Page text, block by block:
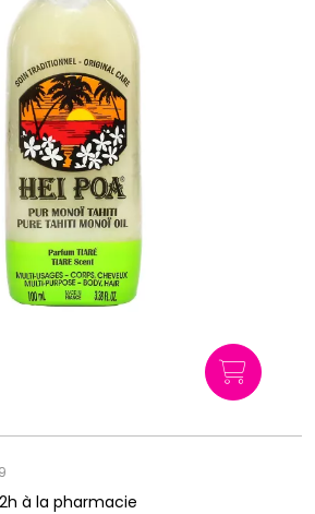
à la pharmacie